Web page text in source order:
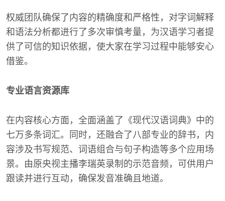
权威团队确保了内容的精确度和严格性，对字词解释
和语法分析都进行了多次审慎考量，为汉语学习者提
供了可信的知识依据，使大家在学习过程中能够安心
借鉴。
专业语言资源库
在内容核心方面，全面涵盖了《现代汉语词典》中的
七万多条词汇。同时，还融合了八部专业的辞书，内
容涉及书写规范、词语组合与句子构造等多个应用场
景。由原央视主播李瑞英录制的示范音频，可供用户
跟读并进行互动，确保发音准确且地道。